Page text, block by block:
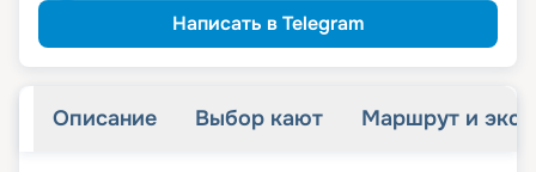
Написать в Telegram
Описание Выбор кают Маршрут и